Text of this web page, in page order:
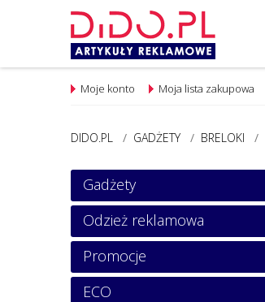
Moje konto Moja lista zakupowa
DIDO.PL / GADŻETY / BRELOKI /
Gadżety
Odzież reklamowa
Promocje
ECO